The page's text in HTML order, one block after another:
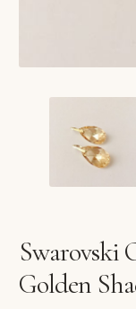
Swarovski
Golden